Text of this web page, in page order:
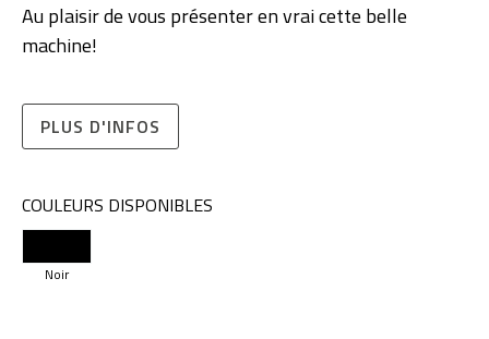
Au plaisir de vous présenter en vrai cette belle
machine!
PLUS D'INFOS
COULEURS DISPONIBLES
Noir